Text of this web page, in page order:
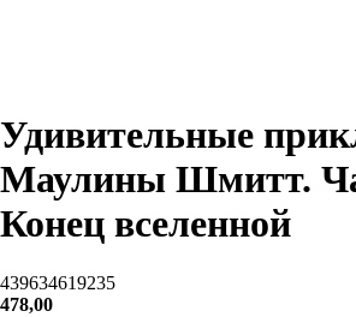
Удивительные
Маулины Шмитт.
Конец вселенной
439634619235
478,00